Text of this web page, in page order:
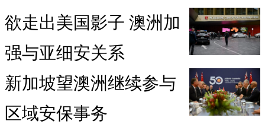
欲走出美国影子 澳洲加
强与亚细安关系
新加坡望澳洲继续参与
区域安保事务